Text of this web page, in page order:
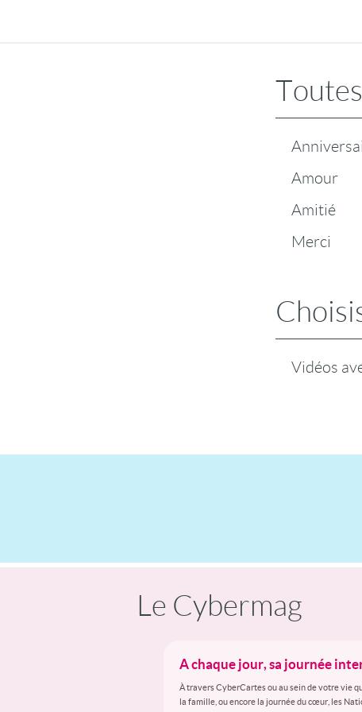
Amour
Amitié
Merci
Vidéos
Le Cybermag
A chaque jour, sa journée
À travers CyberCartes ou au sein de votre vie
la famille, ou encore la journée du cœur, les